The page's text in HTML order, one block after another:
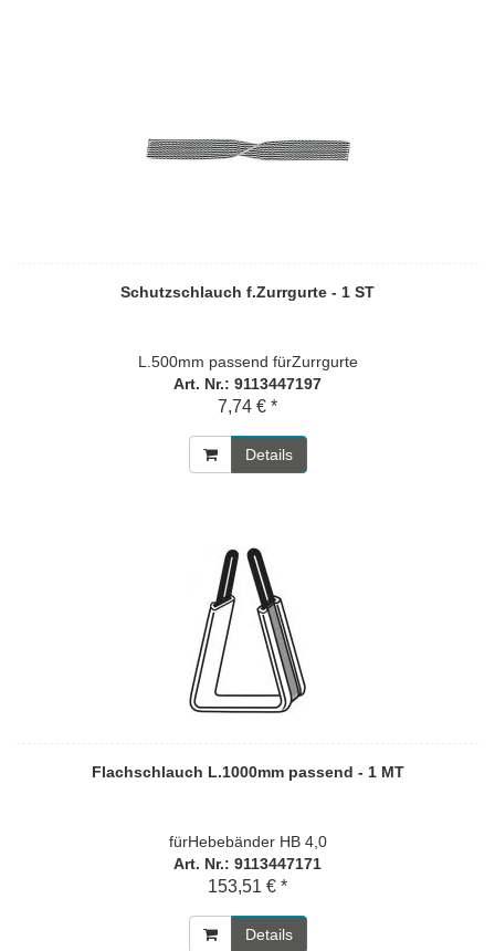
Schutzschlauch f.Zurrgurte - 1 ST
L.500mm passend fürZurrgurte
Art. Nr.: 9113447197
7,74 € *
Details
Flachschlauch L.1000mm passend - 1 MT
fürHebebänder HB 4,0
Art. Nr.: 9113447171
153,51 € *
Details